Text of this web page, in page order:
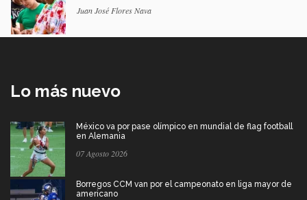
Juan José Flores Nava
Lo más nuevo
México va por pase olímpico en mundial de flag football
en Alemania
07 Agosto 2026
Borregos CCM van por el campeonato en liga mayor de
americano